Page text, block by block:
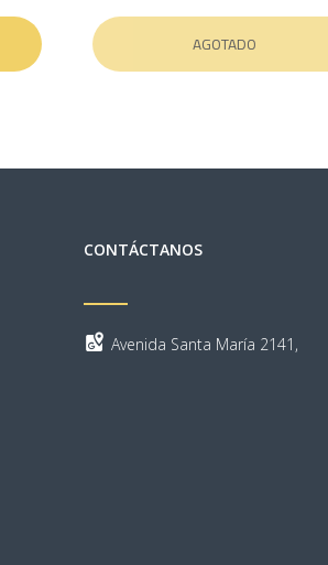
AGOTADO
CONTÁCTANOS
Avenida Santa María 2141,